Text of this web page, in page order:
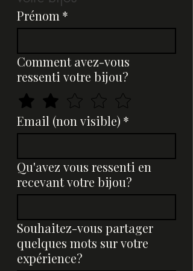
En cas de question ou de souci, je
reste disponible pour vous
ensemble une solution adaptée
Prénom *
Comment avez-vous
ressenti votre bijou?
Email (non visible) *
Qu'avez vous ressenti en
recevant votre bijou?
Souhaitez-vous partager
quelques mots sur votre
expérience?